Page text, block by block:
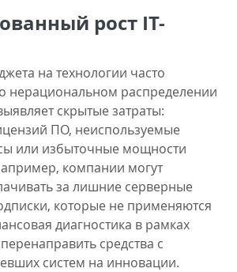
рост IT-
на технологии часто
о нерациональном распределении
скрытые затраты:
ПО, неиспользуемые
или избыточные мощности
компании могут
за лишние серверные
которые не применяются
диагностика в рамках
средства с
систем на инновации.